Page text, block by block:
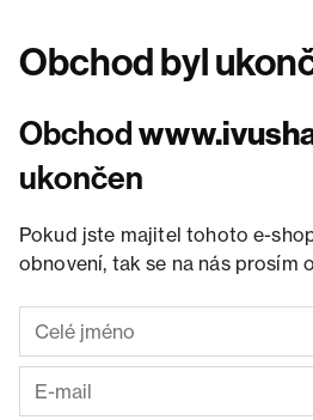
Obchod byl
Obchod
ukončen
Pokud jste majitel tohoto e-
obnovení, tak se na nás prosím